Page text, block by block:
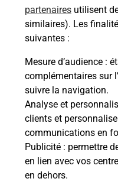
partenaires utilisent
similaires). Les
suivantes :
Mesure d’audience :
complémentaires sur
suivre la navigation.
Analyse et
clients et
communications en
Publicité : permettre
en lien avec vos
en dehors.
En savoir plus
Foire aux
Quel âge
passer le permis
Combien coûte le